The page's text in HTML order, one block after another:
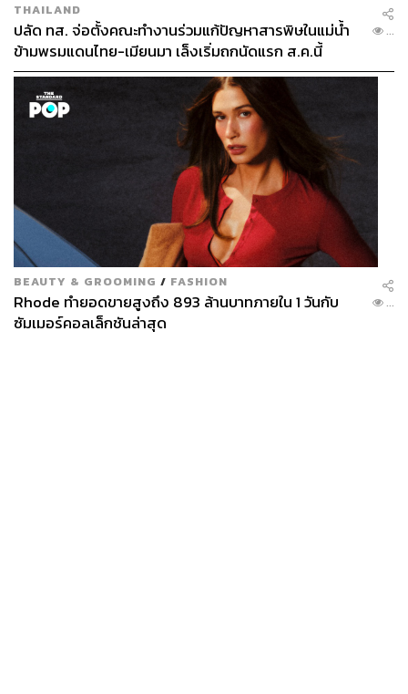
THAILAND
ปลัด ทส. จ่อตั้งคณะทำงานร่วมแก้ปัญหาสารพิษในแม่น้ำ
ข้ามพรมแดนไทย-เมียนมา เล็งเริ่มถกนัดแรก ส.ค.นี้
...
BEAUTY & GROOMING / FASHION
Rhode ทำยอดขายสูงถึง 893 ล้านบาทภายใน 1 วันกับ
ซัมเมอร์คอลเล็กชันล่าสุด
...